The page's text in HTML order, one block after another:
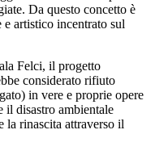
Da questo concetto è
artistico incentrato sul
Felci, il progetto
considerato rifiuto
in vere e proprie opere
il disastro ambientale
la rinascita attraverso il